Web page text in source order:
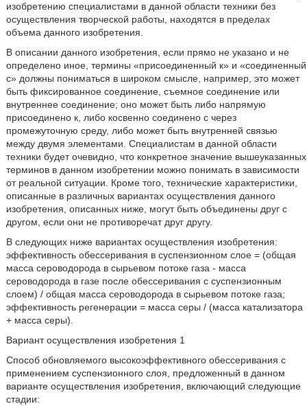
изобретению специалистами в данной области техники без
осуществления творческой работы, находятся в пределах
объема данного изобретения.
В описании данного изобретения, если прямо не указано и не
определено иное, термины «присоединенный к» и «соединенный
с» должны пониматься в широком смысле, например, это может
быть фиксированное соединение, съемное соединение или
внутреннее соединение; оно может быть либо напрямую
присоединено к, либо косвенно соединено с через
промежуточную среду, либо может быть внутренней связью
между двумя элементами. Специалистам в данной области
техники будет очевидно, что конкретное значение вышеуказанных
терминов в данном изобретении можно понимать в зависимости
от реальной ситуации. Кроме того, технические характеристики,
описанные в различных вариантах осуществления данного
изобретения, описанных ниже, могут быть объединены друг с
другом, если они не противоречат друг другу.
В следующих ниже вариантах осуществления изобретения:
эффективность обессеривания в суспензионном слое = (общая
масса сероводорода в сырьевом потоке газа - масса
сероводорода в газе после обессеривания с суспензионным
слоем) / общая масса сероводорода в сырьевом потоке газа;
эффективность регенерации = масса серы / (масса катализатора
+ масса серы).
Вариант осуществления изобретения 1
Способ обновляемого высокоэффективного обессеривания с
применением суспензионного слоя, предложенный в данном
варианте осуществления изобретения, включающий следующие
стадии: